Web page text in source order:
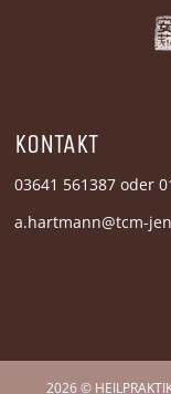
KONTAKT
03641 561387 oder
a.hartmann@tcm-
2026 ©